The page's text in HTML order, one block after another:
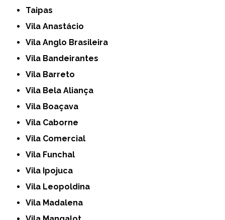
Taipas
Vila Anastácio
Vila Anglo Brasileira
Vila Bandeirantes
Vila Barreto
Vila Bela Aliança
Vila Boaçava
Vila Caborne
Vila Comercial
Vila Funchal
Vila Ipojuca
Vila Leopoldina
Vila Madalena